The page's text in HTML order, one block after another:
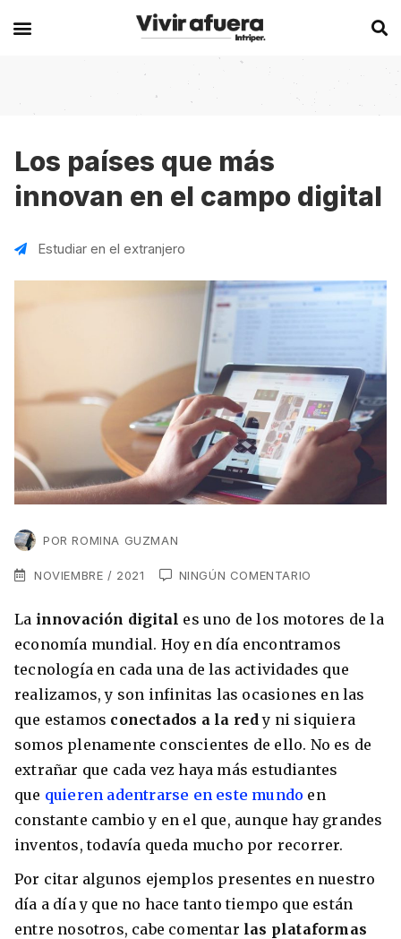
Secciones
Becas
Historias de viajeros
Working Holidays
Lo último sobre intercambios
Los países que más innovan en el campo
Romina Guzman 24/11/2021
Europa
Alemania
Bélgica
Malta
Reino Unido
Suecia
China
Corea del Sur
Japón
Oceanía
Australia
Nueva Zelanda
América
Brasil
Canadá
Experiencias en el extranjero
Australia
Canadá
VER TODAS LAS EXPERIENCIAS
Estudia un Máster de Marketing en Madrid
Estudia Inglés frente al Mediterráneo
Síguenos en las redes
Suscríbete a nuestro
newsletter
Recibe toda la info que necesitas para
vivir afuera.
He leído y acepto los Términos y
Condiciones
Los países que más
innovan en el campo digital
Estudiar en el extranjero
POR ROMINA GUZMAN
NOVIEMBRE / 2021 NINGÚN COMENTARIO
La innovación digital es uno de los motores de la
economía mundial. Hoy en día encontramos
tecnología en cada una de las actividades que
realizamos, y son infinitas las ocasiones en las
que estamos conectados a la redy ni siquiera
somos plenamente conscientes de ello. No es de
extrañar que cada vez haya más estudiantes
que quieren adentrarse en este mundo en
constante cambio y en el que, aunque hay grandes
inventos, todavía queda mucho por recorrer.
Por citar algunos ejemplos presentes en nuestro
día a día y que no hace tanto tiempo que están
entre nosotros, cabe comentar las plataformas